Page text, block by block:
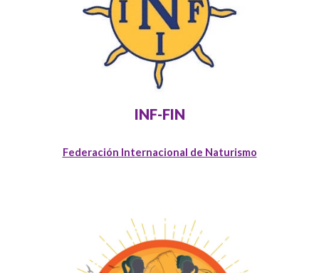
INF-FIN
Federación Internacional de Naturismo